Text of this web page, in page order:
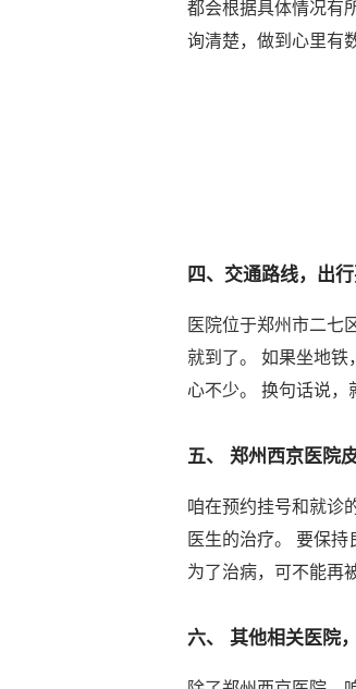
都会根据具体情况有
询清楚，做到心里有
四、交通路线，出
医院位于郑州市二七
就到了。 如果坐地铁
心不少。 换句话说，
五、 郑州西京医院
咱在预约挂号和就诊
医生的治疗。 要保
为了治病，可不能再
六、 其他相关医院